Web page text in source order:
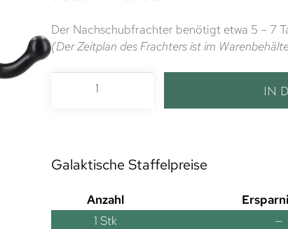
Der Nachschubfrachter benötigt etwa 5 – 7
(Der Zeitplan des Frachters ist im
IN
Galaktische Staffelpreise
Anzahl
1 Stk —